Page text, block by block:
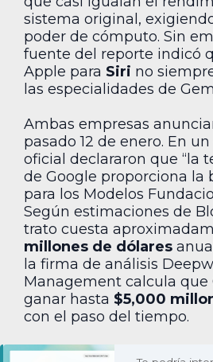
sistema original,
poder de cómputo. Sin
fuente del reporte indicó
Apple para Siri no
las especialidades de
Ambas empresas
pasado 12 de enero. En
oficial declararon que “la
de Google proporciona la
para los Modelos
Según estimaciones de
trato cuesta
millones de dólares
la firma de análisis
Management calcula que
ganar hasta $5,000
con el paso del tiempo.